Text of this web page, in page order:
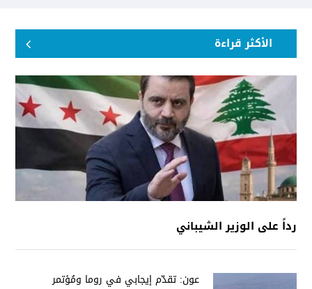
الأكثر قراءة
رداً على الوزير الشيباني
عون: تقدّم إيجابي في روما ومُؤتمر